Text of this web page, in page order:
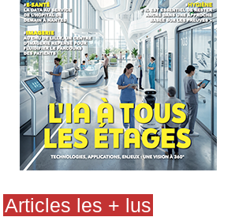
Articles les + lus